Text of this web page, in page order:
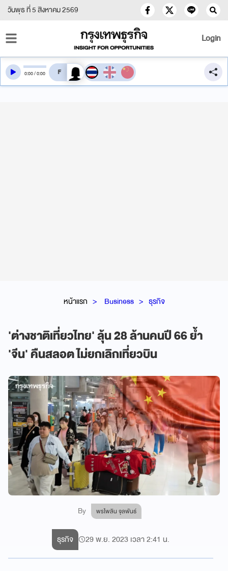
วันพุธ ที่ 5 สิงหาคม 2569
Login
หน้าแรก Business ธุรกิจ
'ต่างชาติเที่ยวไทย' ลุ้น 28 ล้านคนปี 66 ย้ำ
'จีน' คืนสลอต ไม่ยกเลิกเที่ยวบิน
By พรไพลิน จุลพันธ์
0:00/0:00 สลับเสียงอ่าน
ธุรกิจ 29 พ.ย. 2023 เวลา 2:41 น.